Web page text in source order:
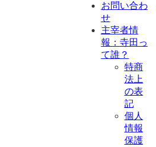
お問い合わ
せ
主宰者情
報：寺田っ
て誰？
特商
法上
の表
記
個人
情報
保護